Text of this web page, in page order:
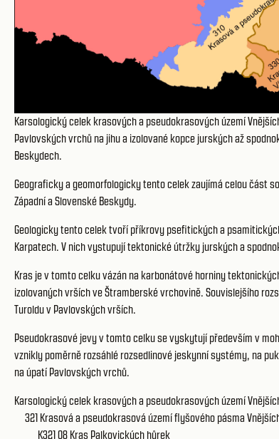
Karsologický celek krasových a pseudokrasových území
Pavlovských vrchů na jihu a izolované kopce jurských až
Beskydech.
Geograficky a geomorfologicky tento celek zaujímá celou část
Západní a Slovenské Beskydy.
Geologicky tento celek tvoří příkrovy psefitických a
Karpatech. V nich vystupují tektonické útržky jurských a
Kras je v tomto celku vázán na karbonátové horniny
izolovaných vrších ve Štramberské vrchovině. Souvislejšího
Turoldu v Pavlovských vrších.
Pseudokrasové jevy v tomto celku se vyskytují především v
vznikly poměrně rozsáhlé rozsedlinové jeskynní systémy, na
na úpatí Pavlovských vrchů.
Karsologický celek krasových a pseudokrasových území
321 Krasová a pseudokrasová území flyšového pásma
K321 08 Kras Palkovických hůrek